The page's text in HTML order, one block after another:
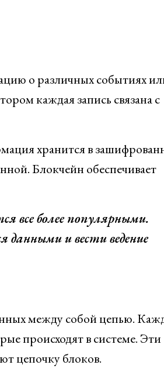
о различных событиях
каждая запись связана с
хранится в
Блокчейн обеспечивает
все более популярными.
данными и вести ведение
между собой цепью.
происходят в системе. Эти
цепочку блоков.